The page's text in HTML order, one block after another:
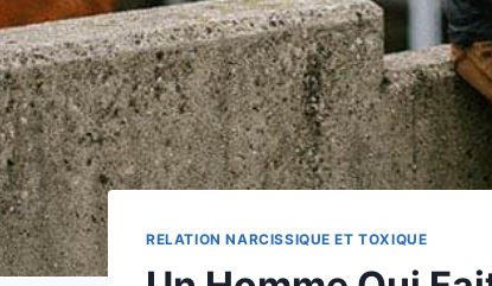
RELATION NARCISSIQUE ET TOXIQUE